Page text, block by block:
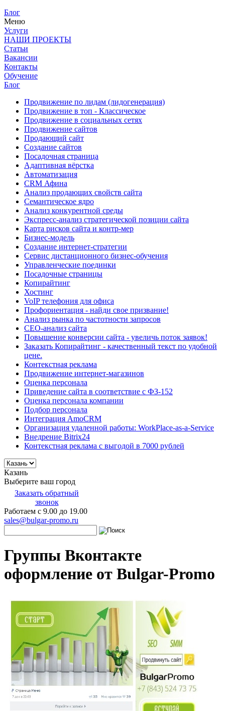
Блог
Меню
Услуги
НАШИ ПРОЕКТЫ
Статьи
Вакансии
Контакты
Обучение
Блог
Продвижение по лидам (лидогенерация)
Продвижение в топ - Классическое
Продвижение в социальных сетях
Продвижение сайтов
Продающий сайт
Создание сайтов
Посадочная страница
Адаптивная вёрстка
Автоматизация
CRM Афина
Анализ продающих свойств сайта
Семантическое ядро
Анализ конкурентной среды
Экспресс-анализ стратегической позиции сайта
Карта рисков сайта и контр-мер
Бизнес-модель
Создание интернет-стратегии
Сервис дистанционного бизнес-обучения
Управленческие поединки
Посадочные страницы
Копирайтинг
Хостинг
VoIP телефония для офиса
Профориентация - найди свое призвание!
Анализ рынка по частотности запросов
СЕО-анализ сайта
Повышение конверсии сайта - увеличь поток заявок!
Заказать Копирайтинг - качественный текст по удобной
цене.
Контекстная реклама
Продвижение интернет-магазинов
Оценка персонала
Приведение сайта в соответствие с ФЗ-152
Оценка персонала компании
Подбор персонала
Интеграция AmoCRM
Организация удаленной работы: WorkPlace-as-a-Service
Внедрение Bitrix24
Контекстная реклама с выгодой в 7000 рублей
Казань
Выберите ваш город
Заказать обратный
звонок
Работаем с 9.00 до 19.00
sales@bulgar-promo.ru
Группы Вконтакте
оформление от Bulgar-Promo